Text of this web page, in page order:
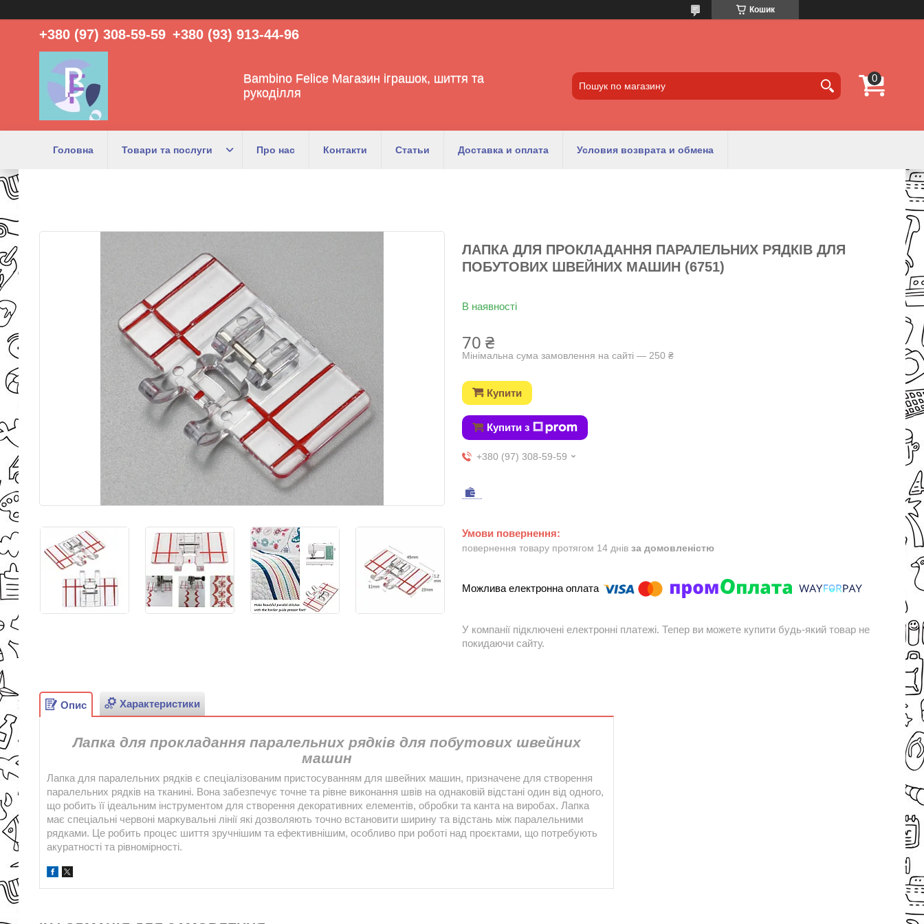
Кошик
+380 (97) 308-59-59 +380 (93) 913-44-96
Bambino Felice Магазин іграшок, шиття та
рукоділля
Головна Товари та послуги Про нас Контакти Статьи Доставка и оплата Условия возврата и обмена
ЛАПКА ДЛЯ ПРОКЛАДАННЯ ПАРАЛЕЛЬНИХ РЯДКІВ ДЛЯ
ПОБУТОВИХ ШВЕЙНИХ МАШИН (6751)
В наявності
70 ₴
Мінімальна сума замовлення на сайті — 250 ₴
Купити
Купити з
+380 (97) 308-59-59
повернення товару протягом 14 днів за домовленістю
У компанії підключені електронні платежі. Тепер ви можете купити будь-який товар не
покидаючи сайту.
Опис Характеристики
Лапка для прокладання паралельних рядків для побутових швейних
машин
Лапка для паралельних рядків є спеціалізованим пристосуванням для швейних машин, призначене для створення
паралельних рядків на тканині. Вона забезпечує точне та рівне виконання швів на однаковій відстані один від одного,
що робить її ідеальним інструментом для створення декоративних елементів, обробки та канта на виробах. Лапка
має спеціальні червоні маркувальні лінії які дозволяють точно встановити ширину та відстань між паралельними
рядками. Це робить процес шиття зручнішим та ефективнішим, особливо при роботі над проєктами, що потребують
акуратності та рівномірності.